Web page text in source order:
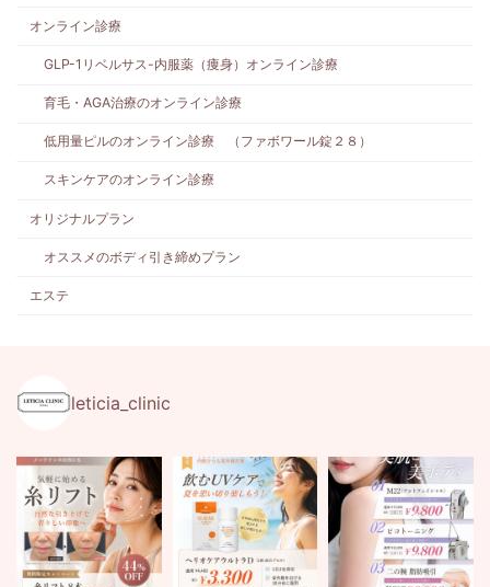
オンライン診療
GLP-1リベルサス-内服薬（痩身）オンライン診療
育毛・AGA治療のオンライン診療
低用量ピルのオンライン診療 （ファボワール錠２８）
スキンケアのオンライン診療
オリジナルプラン
オススメのボディ引き締めプラン
エステ
leticia_clinic